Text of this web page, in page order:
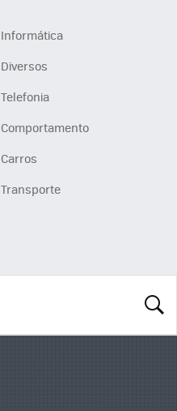
Informática
Diversos
Telefonia
Comportamento
Carros
Transporte